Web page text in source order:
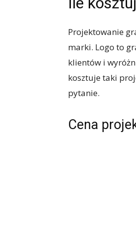
Projektowanie
marki. Logo to
klientów i
kosztuje taki
pytanie.
Cena